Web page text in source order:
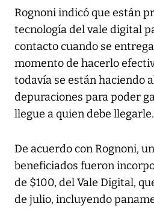
Rognoni indicó que están
tecnología del vale digital
contacto cuando se
momento de hacerlo
todavía se están haciendo
depuraciones para poder
llegue a quien debe llegarle.
De acuerdo con Rognoni,
beneficiados fueron
de $100, del Vale Digital,
de julio, incluyendo